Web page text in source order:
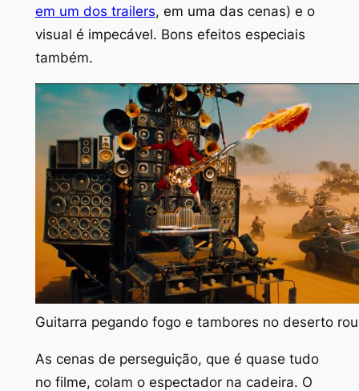
em um dos trailers, em uma das cenas) e o
visual é impecável. Bons efeitos especiais
também.
Guitarra pegando fogo e tambores no deserto
As cenas de perseguição, que é quase tudo
no filme, colam o espectador na cadeira. O